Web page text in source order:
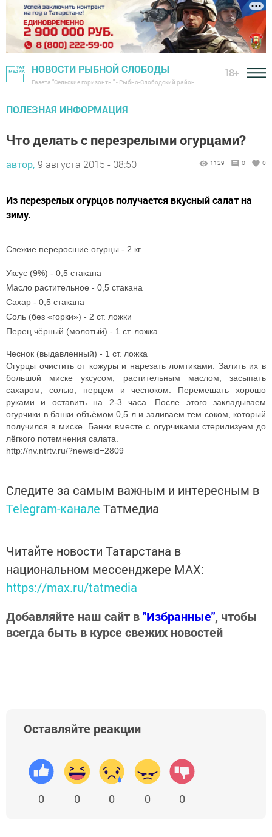
НОВОСТИ РЫБНОЙ СЛОБОДЫ
Газета "Сельские горизонты" - Рыбно-Слободский район
18+
ПОЛЕЗНАЯ ИНФОРМАЦИЯ
Что делать с перезрелыми огурцами?
автор, 9 августа 2015 - 08:50 1129 0 0
Из перезрелых огурцов получается вкусный салат на
зиму.
Свежие переросшие огурцы - 2 кг
Уксус (9%) - 0,5 стакана
Масло растительное - 0,5 стакана
Сахар - 0,5 стакана
Соль (без «горки») - 2 ст. ложки
Перец чёрный (молотый) - 1 ст. ложка
Чеснок (выдавленный) - 1 ст. ложка
Огурцы очистить от кожуры и нарезать ломтиками. Залить их в
большой миске уксусом, растительным маслом, засыпать
сахаром, солью, перцем и чесноком. Перемешать хорошо
руками и оставить на 2-3 часа. После этого закладываем
огурчики в банки объёмом 0,5 л и заливаем тем соком, который
получился в миске. Банки вместе с огурчиками стерилизуем до
лёгкого потемнения салата.
http://nv.ntrtv.ru/?newsid=2809
Следите за самым важным и интересным в
Telegram-канале Татмедиа
Читайте новости Татарстана в
национальном мессенджере MАХ:
https://max.ru/tatmedia
Добавляйте наш сайт в"Избранные", чтобы
всегда быть в курсе свежих новостей
Оставляйте реакции
0 0 0 0 0